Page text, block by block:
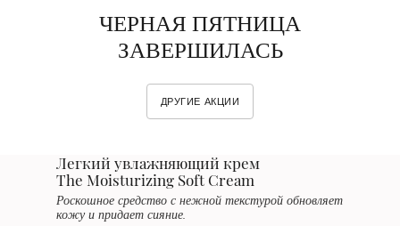
ЧЕРНАЯ ПЯТНИЦА
ЗАВЕРШИЛАСЬ
ДРУГИЕ АКЦИИ
Легкий увлажняющий крем
The Moisturizing Soft Cream
Роскошное средство с нежной текстурой обновляет
кожу и придает сияние.